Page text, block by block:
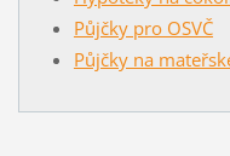
Půjčky pro OSVČ
Půjčky na